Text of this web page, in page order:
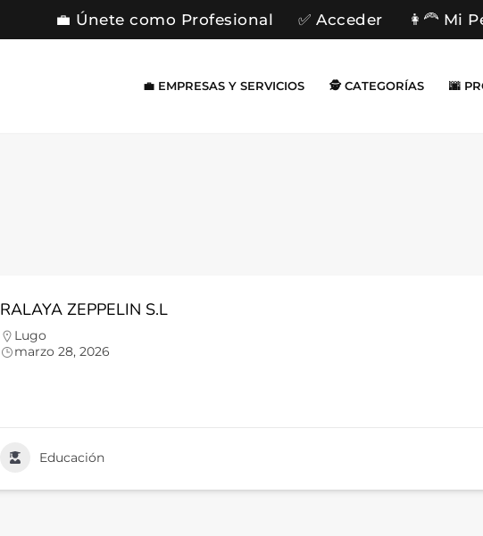
💼 Únete como Profesional ✅ Acceder 👩‍🦰 Mi
💼 EMPRESAS Y SERVICIOS 🕵️ CATEGORÍAS 🌆
RALAYA ZEPPELIN S.L
Lugo
marzo 28, 2026
Educación